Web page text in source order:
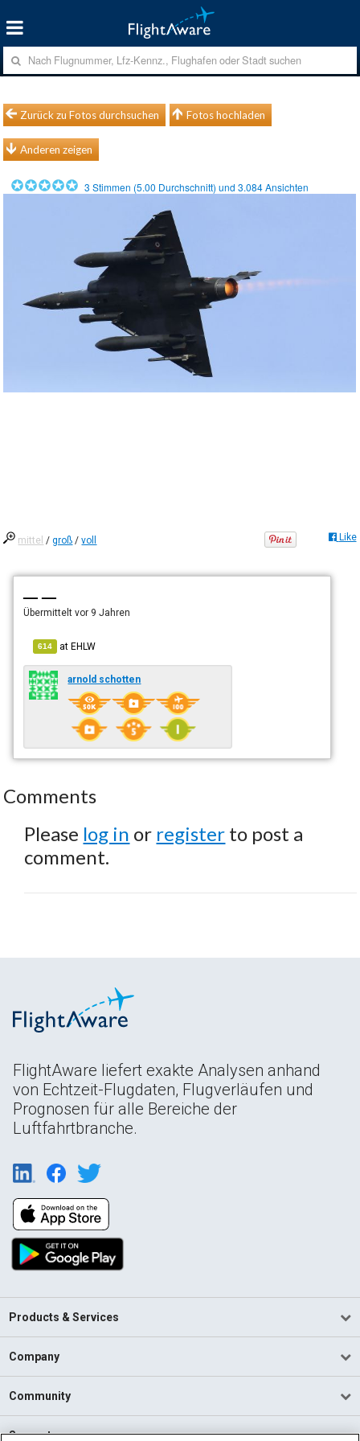
Zurück zu Fotos durchsuchen Fotos hochladen
Anderen zeigen
3 Stimmen (5.00 Durchschnitt) und3.084Ansichten
mittel /groß /voll Like
— —
Übermitteltvor 9 Jahren
614 atEHLW
arnold schotten
Comments
Please log in or register to post a
comment.
FlightAware liefert exakte Analysen anhand
von Echtzeit-Flugdaten, Flugverläufen und
Prognosen für alle Bereiche der
Luftfahrtbranche.
Products & Services
Company
Community
Support